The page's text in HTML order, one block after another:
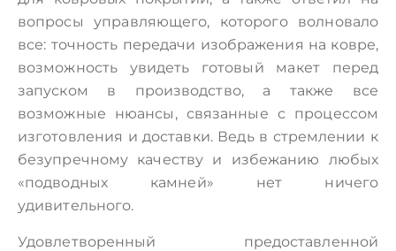
вопросы управляющего, которого волновало
все: точность передачи изображения на ковре,
возможность увидеть готовый макет перед
запуском в производство, а также все
возможные нюансы, связанные с процессом
изготовления и доставки. Ведь в стремлении к
безупречному качеству и избежанию любых
«подводных камней» нет ничего
удивительного.
Удовлетворенный предоставленной